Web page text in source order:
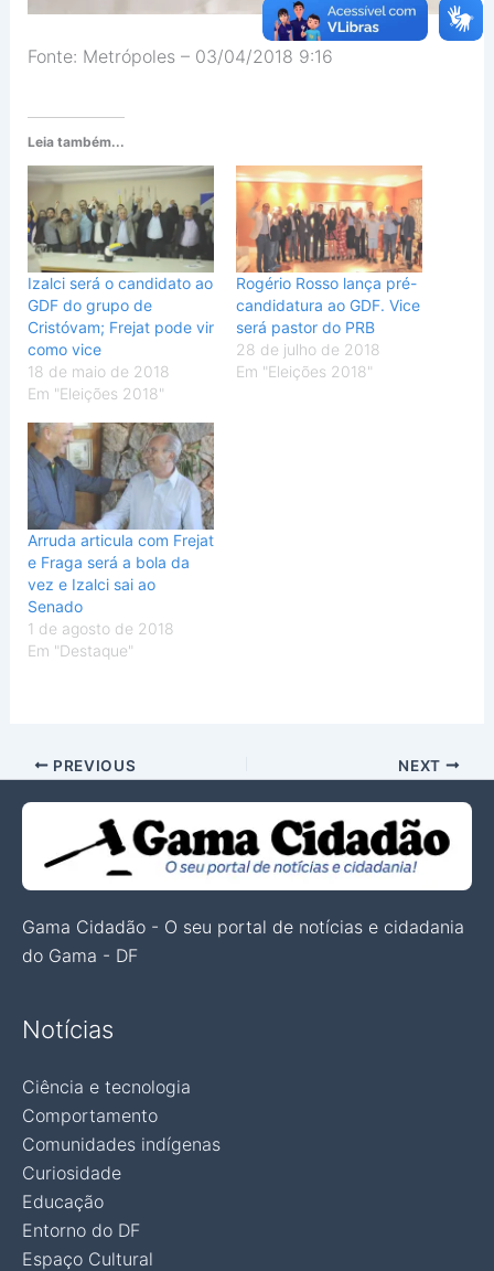
Fonte: Metrópoles – 03/04/2018 9:16
Leia também...
Izalci será o candidato ao
GDF do grupo de
Cristóvam; Frejat pode vir
como vice
18 de maio de 2018
Em "Eleições 2018"
Rogério Rosso lança pré-
candidatura ao GDF. Vice
será pastor do PRB
28 de julho de 2018
Em "Eleições 2018"
Arruda articula com Frejat
e Fraga será a bola da
vez e Izalci sai ao
Senado
1 de agosto de 2018
Em "Destaque"
PREVIOUS NEXT
Gama Cidadão - O seu portal de notícias e cidadania
do Gama - DF
Notícias
Ciência e tecnologia
Comportamento
Comunidades indígenas
Curiosidade
Educação
Entorno do DF
Espaço Cultural